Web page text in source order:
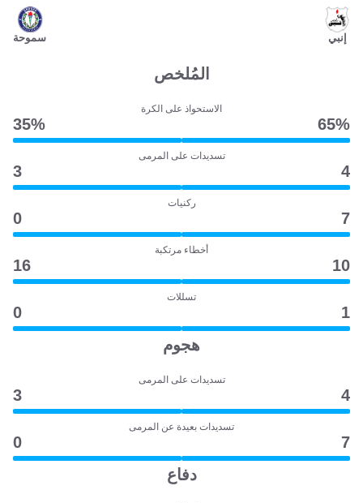
إنبي سموحة
المُلخص
الاستحواذ على الكرة
65‎%‎
35‎%‎
تسديدات على المرمى
4
3
ركنيات
7
0
أخطاء مرتكبة
10
16
تسللات
1
0
هجوم
تسديدات على المرمى
4
3
تسديدات بعيدة عن المرمى
7
0
دفاع